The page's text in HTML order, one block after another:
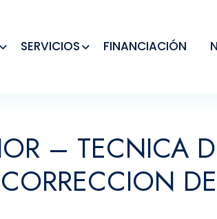
SERVICIOS FINANCIACIÓN
– TECNICA
DE